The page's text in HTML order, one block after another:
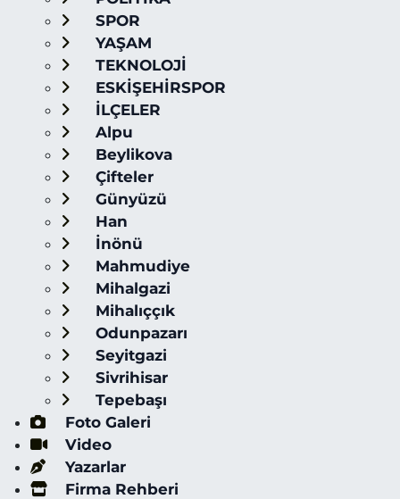
SPOR
YAŞAM
TEKNOLOJİ
ESKİŞEHİRSPOR
İLÇELER
Alpu
Beylikova
Çifteler
Günyüzü
Han
İnönü
Mahmudiye
Mihalgazi
Mihalıççık
Odunpazarı
Seyitgazi
Sivrihisar
Tepebaşı
Foto Galeri
Video
Yazarlar
Firma Rehberi